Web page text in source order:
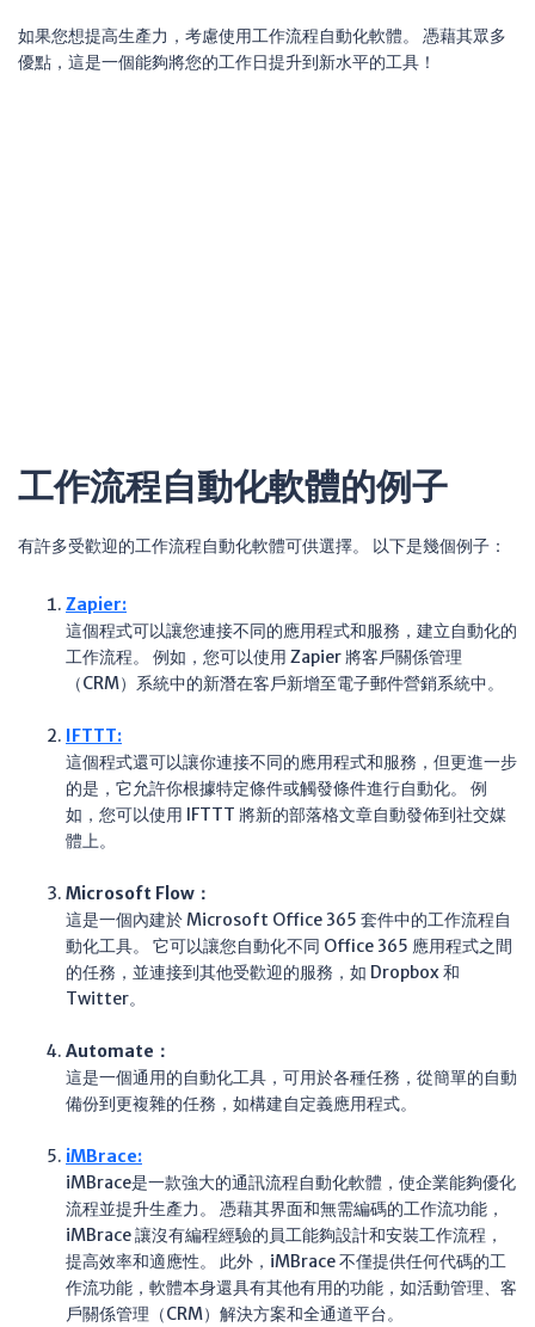
如果您想提高生產力，考慮使用工作流程自動化軟體。 憑藉其眾多
優點，這是一個能夠將您的工作日提升到新水平的工具！
工作流程自動化軟體的例子
有許多受歡迎的工作流程自動化軟體可供選擇。 以下是幾個例子：
Zapier:
這個程式可以讓您連接不同的應用程式和服務，建立自動化的
工作流程。 例如，您可以使用 Zapier 將客戶關係管理
（CRM）系統中的新潛在客戶新增至電子郵件營銷系統中。
IFTTT:
這個程式還可以讓你連接不同的應用程式和服務，但更進一步
的是，它允許你根據特定條件或觸發條件進行自動化。 例
如，您可以使用 IFTTT 將新的部落格文章自動發佈到社交媒
體上。
Microsoft Flow：
這是一個內建於 Microsoft Office 365 套件中的工作流程自
動化工具。 它可以讓您自動化不同 Office 365 應用程式之間
的任務，並連接到其他受歡迎的服務，如 Dropbox 和
Twitter。
Automate：
這是一個通用的自動化工具，可用於各種任務，從簡單的自動
備份到更複雜的任務，如構建自定義應用程式。
iMBrace:
iMBrace是一款強大的通訊流程自動化軟體，使企業能夠優化
流程並提升生產力。 憑藉其界面和無需編碼的工作流功能，
iMBrace 讓沒有編程經驗的員工能夠設計和安裝工作流程，
提高效率和適應性。 此外，iMBrace 不僅提供任何代碼的工
作流功能，軟體本身還具有其他有用的功能，如活動管理、客
戶關係管理（CRM）解決方案和全通道平台。